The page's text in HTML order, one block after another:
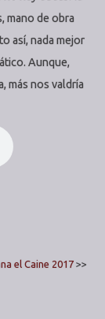
mano de obra
así, nada mejor
Aunque,
más nos valdría
el Caine 2017>>